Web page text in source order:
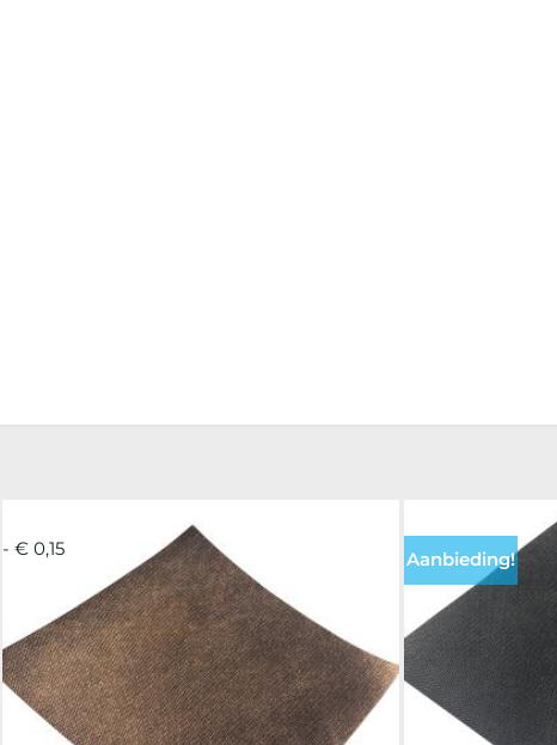
- € 0,15 Aanbieding!